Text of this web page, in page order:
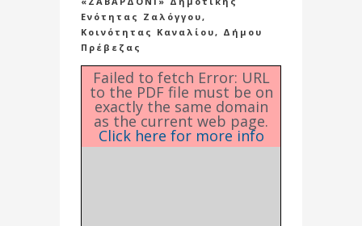
Ενότητας Ζαλόγγου,
Κοινότητας Καναλίου, Δήμου
Πρέβεζας
Failed to fetch Error: URL
to the PDF file must be on
exactly the same domain
as the current web page.
Click here for more info